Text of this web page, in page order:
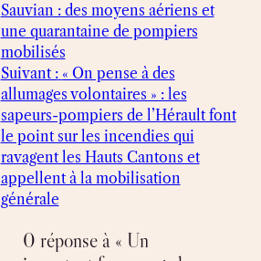
Sauvian : des moyens aériens et
une quarantaine de pompiers
mobilisés
Suivant : « On pense à des
allumages volontaires » : les
sapeurs-pompiers de l’Hérault font
le point sur les incendies qui
ravagent les Hauts Cantons et
appellent à la mobilisation
générale
0 réponse à « Un